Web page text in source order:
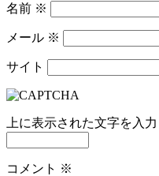
名前 ※
メール ※
サイト
上に表示された文字を入
コメント ※